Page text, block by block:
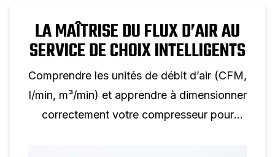
LA MAÎTRISE DU FLUX D’AIR AU
SERVICE DE CHOIX INTELLIGENTS
Comprendre les unités de débit d’air (CFM,
l/min, m³/min) et apprendre à dimensionner
correctement votre compresseur pour